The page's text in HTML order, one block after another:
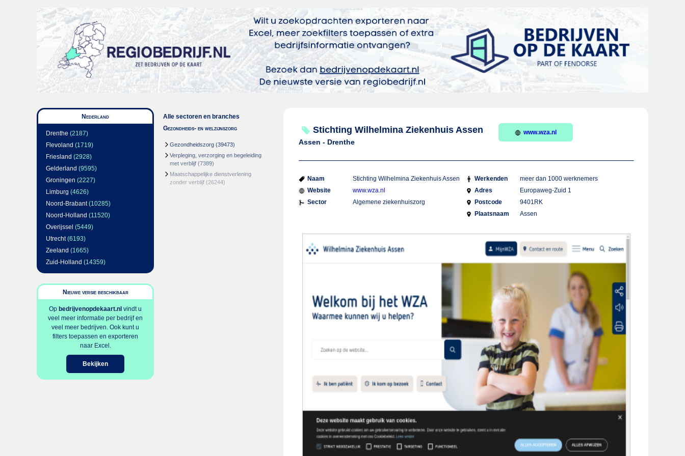
Nederland
Drenthe (2187)
Flevoland (1719)
Friesland (2928)
Gelderland (9595)
Groningen (2227)
Limburg (4626)
Noord-Brabant(10285)
Noord-Holland (11520)
Overijssel (5449)
Utrecht(6193)
Zeeland (1665)
Zuid-Holland (14359)
Nieuwe versie beschikbaar
Op bedrijvenopdekaart.nl vindt u
veel meer informatie per bedrijf en
veel meer bedrijven. Ook kunt u
filters toepassen en exporteren
naar Excel.
Bekijken
Alle sectoren en branches
Gezondheids- en welzijnszorg
Gezondheidszorg (39473)
Verpleging, verzorging en begeleiding
met verblijf (7389)
Maatschappelijke dienstverlening
zonder verblijf (26244)
Stichting Wilhelmina Ziekenhuis Assen
Assen - Drenthe
www.wza.nl
Naam
Stichting Wilhelmina Ziekenhuis Assen
Website
www.wza.nl
Sector
Algemene ziekenhuiszorg
Werkenden
meer dan 1000 werknemers
Adres
Europaweg-Zuid 1
Postcode
9401RK
Plaatsnaam
Assen